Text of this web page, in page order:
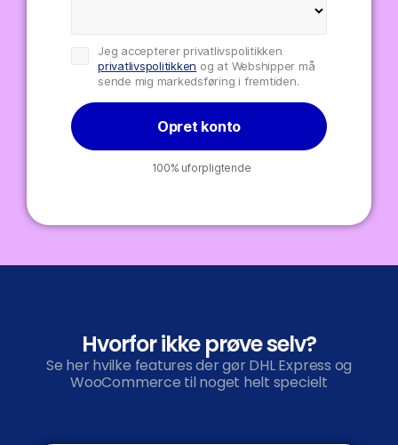
Jeg accepterer privatlivspolitikken
privatlivspolitikken og at Webshipper må
sende mig markedsføring i fremtiden.
Opret konto
100% uforpligtende
Hvorfor ikke prøve selv?
Se her hvilke features der gør DHL Express og
WooCommerce til noget helt specielt